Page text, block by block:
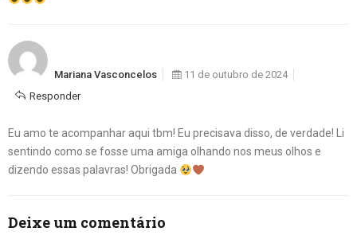
Mariana Vasconcelos
11 de outubro de 2024
Responder
Eu amo te acompanhar aqui tbm! Eu precisava disso, de verdade! Li
sentindo como se fosse uma amiga olhando nos meus olhos e
dizendo essas palavras! Obrigada
Deixe um comentário